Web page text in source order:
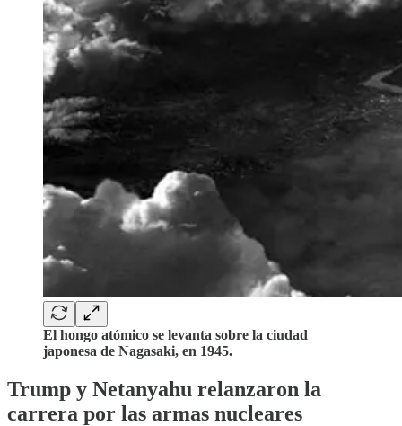
El hongo atómico se levanta sobre la ciudad
japonesa de Nagasaki, en 1945.
Trump y Netanyahu relanzaron la
carrera por las armas nucleares